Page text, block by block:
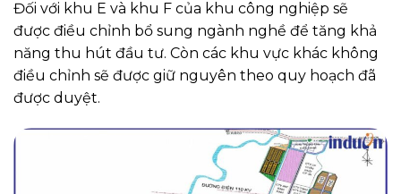
Đối với khu E và khu F của khu công nghiệp sẽ
được điều chỉnh bổ sung ngành nghề để tăng khả
năng thu hút đầu tư. Còn các khu vực khác không
điều chỉnh sẽ được giữ nguyên theo quy hoạch đã
được duyệt.